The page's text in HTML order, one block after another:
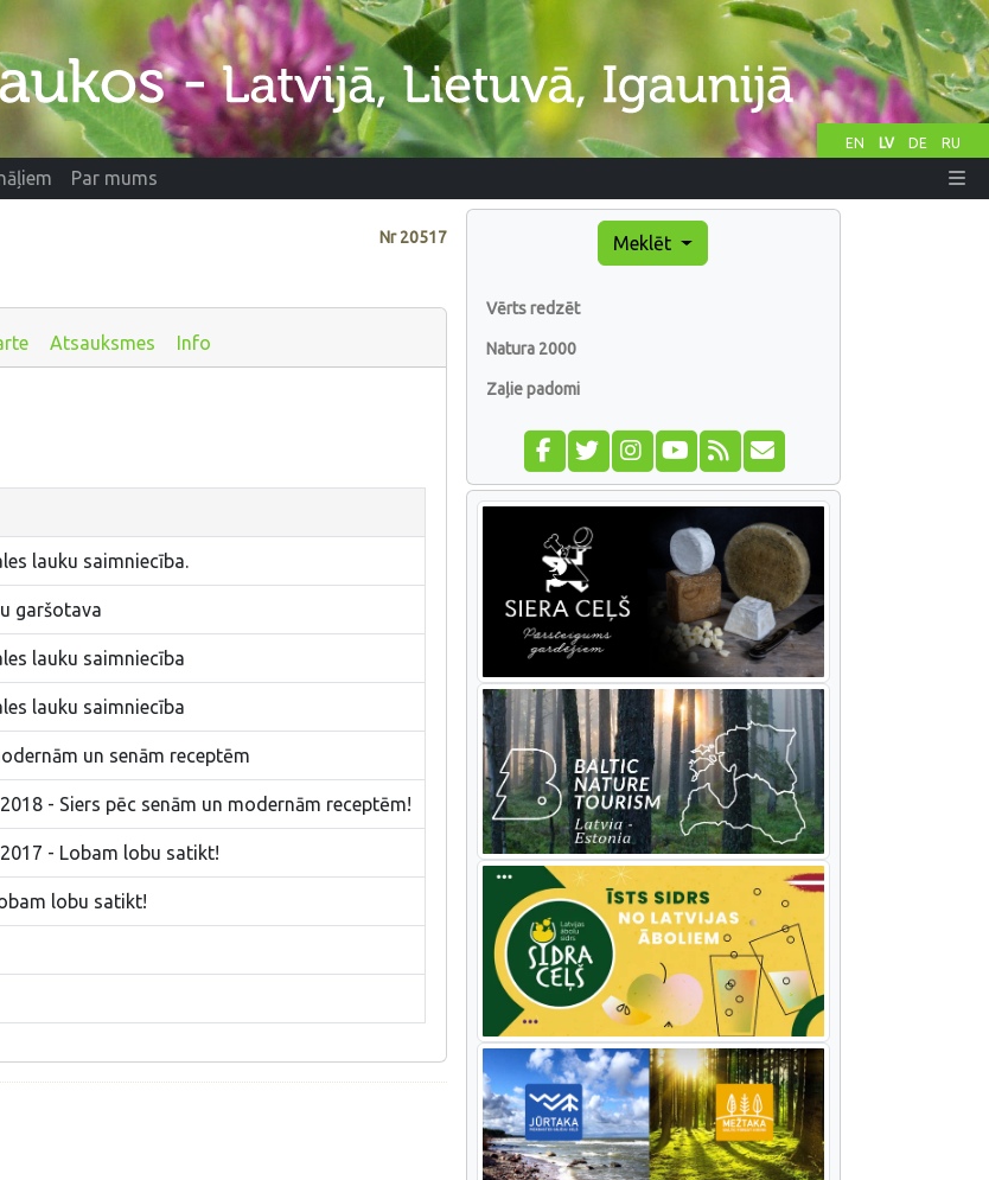
EN LV DE RU
Par mums
Nr20517
Atsauksmes Info
lauku saimniecība.
garšotava
lauku saimniecība
lauku saimniecība
un senām receptēm
- Siers pēc senām un modernām receptēm!
- Lobam lobu satikt!
lobu satikt!
Meklēt
Vērts redzēt
Natura 2000
Zaļie padomi